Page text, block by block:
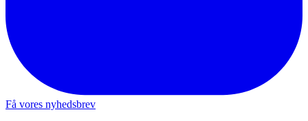
Få vores nyhedsbrev